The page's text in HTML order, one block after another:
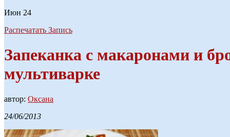
Июн 24
Распечатать Запись
Запеканка с макаронами и
мультиварке
автор: Оксана
24/06/2013